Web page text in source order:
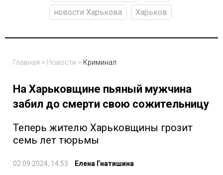
новости Харькова
Харьков
Главная > Новости > Криминал
На Харьковщине пьяный мужчина
забил до смерти свою сожительницу
Теперь жителю Харьковщины грозит
семь лет тюрьмы
02.09.2024, 14:53 Елена Гнатишина